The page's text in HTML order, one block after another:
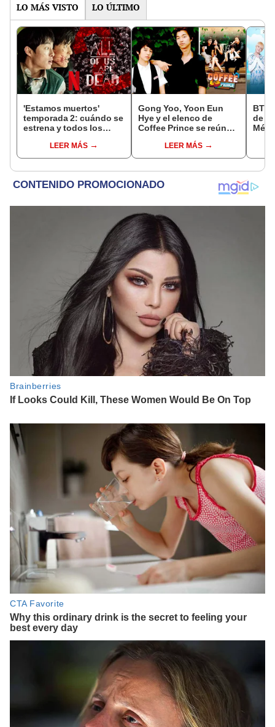
LO MÁS VISTO LO ÚLTIMO
'Estamos muertos'
temporada 2: cuándo se
estrena y todos los
entregaLEER MÁS
Gong Yoo, Yoon Eun
Hye y el elenco de
Coffee Prince se reúnen
LEER MÁS
de la